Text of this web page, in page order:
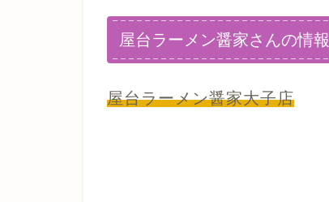
屋台ラーメン醤家さんの情報
屋台ラーメン醤家大子店